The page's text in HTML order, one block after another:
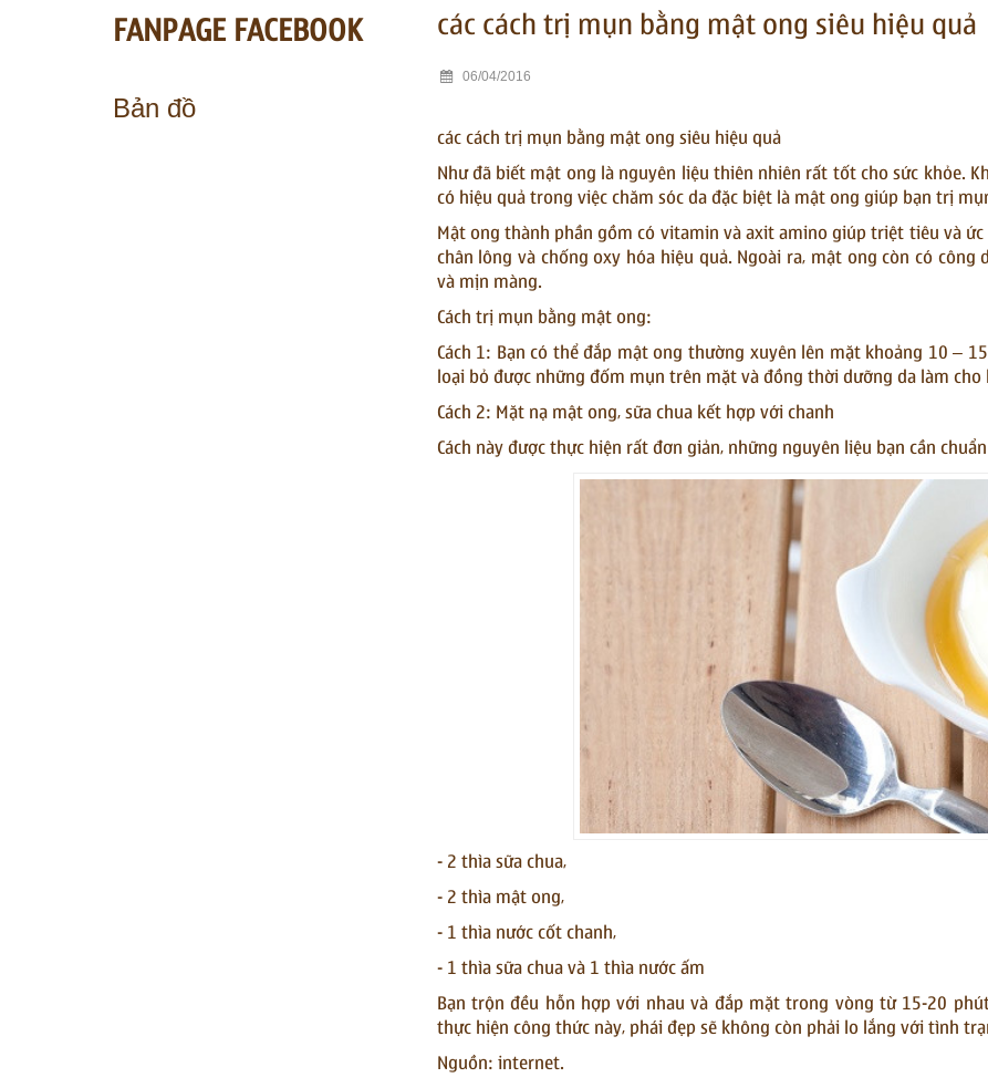
FANPAGE FACEBOOK
Bản đồ
các cách trị mụn bằng mật ong siêu hiệu quả
06/04/2016
các cách trị mụn bằng mật ong siêu hiệu quả
Như đã biết mật ong là nguyên liệu thiên nhiên rất tốt cho sức khỏe.
có hiệu quả trong việc chăm sóc da đặc biệt là mật ong giúp bạn trị
Mật ong thành phần gồm có vitamin và axit amino giúp triệt tiêu và
chân lông và chống oxy hóa hiệu quả. Ngoài ra, mật ong còn có
và mịn màng.
Cách trị mụn bằng mật ong:
Cách 1: Bạn có thể đắp mật ong thường xuyên lên mặt khoảng 10 –
loại bỏ được những đốm mụn trên mặt và đồng thời dưỡng da làm
Cách 2: Mặt nạ mật ong, sữa chua kết hợp với chanh
Cách này được thực hiện rất đơn giản, những nguyên liệu bạn cần
- 2 thìa sữa chua,
- 2 thìa mật ong,
- 1 thìa nước cốt chanh,
- 1 thìa sữa chua và 1 thìa nước ấm
Bạn trộn đều hỗn hợp với nhau và đắp mặt trong vòng từ 15-20
thực hiện công thức này, phái đẹp sẽ không còn phải lo lắng với tình
Nguồn: internet.